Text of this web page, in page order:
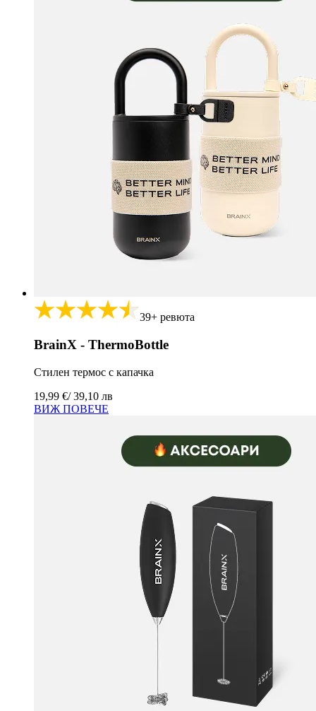
39+ ревюта
BrainX - ThermoBottle
Стилен термос с капачка
19,99 €/ 39,10 лв
ВИЖ ПОВЕЧЕ